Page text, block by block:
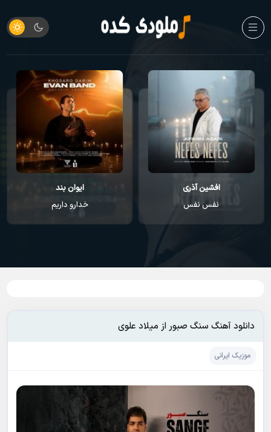
افشین آذری
نفس نفس
ایوان بند
خدارو داریم
دانلود آهنگ سنگ صبور از میلاد علوی
موزیک ایرانی